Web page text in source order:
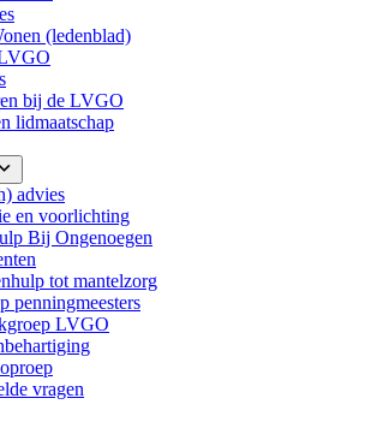
(ledenblad)
bij de LVGO
lidmaatschap
advies
en voorlichting
Bij Ongenoegen
tot mantelzorg
penningmeesters
LVGO
vragen